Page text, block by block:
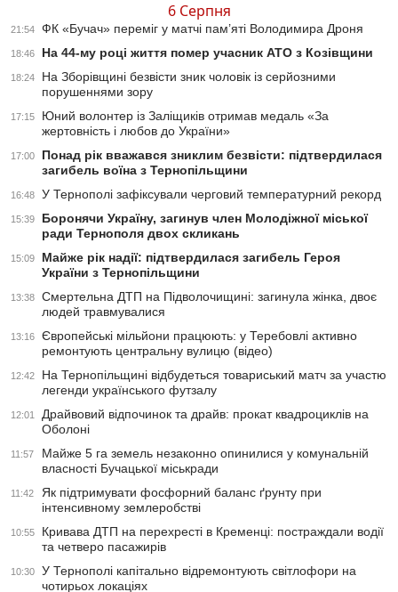
6 Серпня
21:54 ФК «Бучач» переміг у матчі пам’яті Володимира Дроня
18:46 На 44-му році життя помер учасник АТО з Козівщини
18:24
На Зборівщині безвісти зник чоловік із серйозними
порушеннями зору
17:15
Юний волонтер із Заліщиків отримав медаль «За
жертовність і любов до України»
17:00
Понад рік вважався зниклим безвісти: підтвердилася
загибель воїна з Тернопільщини
16:48 У Тернополі зафіксували черговий температурний рекорд
15:39
Боронячи Україну, загинув член Молодіжної міської
ради Тернополя двох скликань
15:09
Майже рік надії: підтвердилася загибель Героя
України з Тернопільщини
13:38
Смертельна ДТП на Підволочищині: загинула жінка, двоє
людей травмувалися
13:16
Європейські мільйони працюють: у Теребовлі активно
ремонтують центральну вулицю (відео)
12:42
На Тернопільщині відбудеться товариський матч за участю
легенди українського футзалу
12:01
Драйвовий відпочинок та драйв: прокат квадроциклів на
Оболоні
11:57
Майже 5 га земель незаконно опинилися у комунальній
власності Бучацької міськради
11:42
Як підтримувати фосфорний баланс ґрунту при
інтенсивному землеробстві
10:55
Кривава ДТП на перехресті в Кременці: постраждали водії
та четверо пасажирів
10:30
У Тернополі капітально відремонтують світлофори на
чотирьох локаціях